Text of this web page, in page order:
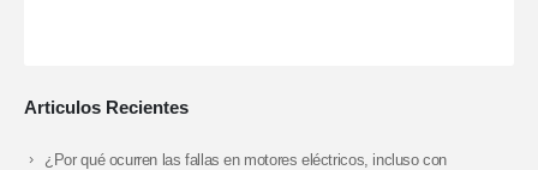
Articulos Recientes
¿Por qué ocurren las fallas en motores eléctricos, incluso con